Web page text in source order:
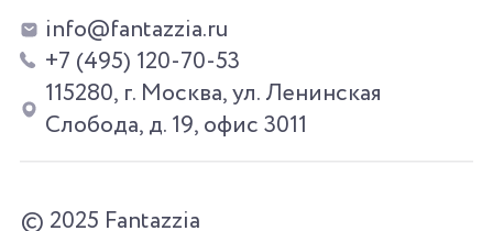
info@fantazzia.ru
+7 (495) 120-70-53
115280, г. Москва, ул. Ленинская
Слобода, д. 19, офис 3011
© 2025 Fantazzia